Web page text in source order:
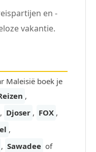
en -
vakantie.
Maleisië boek je
,
, Djoser , FOX ,
,
, Sawadee of